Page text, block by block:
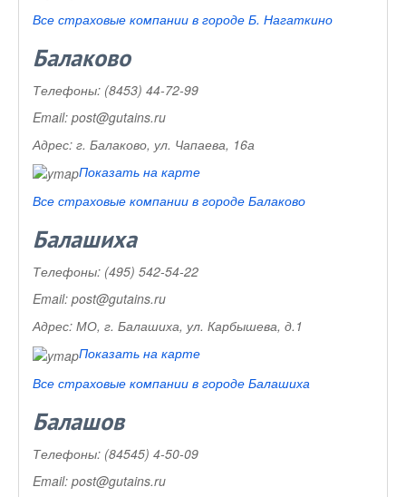
Все страховые компании в городе Б. Нагаткино
Балаково
Телефоны: (8453) 44-72-99
Email: post@gutains.ru
Адрес: г. Балаково, ул. Чапаева, 16а
Показать на карте
Все страховые компании в городе Балаково
Балашиха
Телефоны: (495) 542-54-22
Email: post@gutains.ru
Адрес: МО, г. Балашиха, ул. Карбышева, д.1
Показать на карте
Все страховые компании в городе Балашиха
Балашов
Телефоны: (84545) 4-50-09
Email: post@gutains.ru